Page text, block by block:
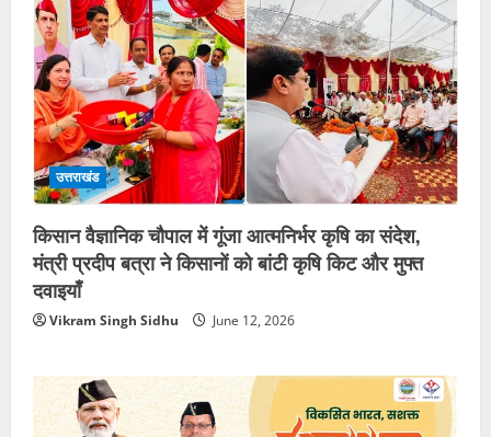
उत्तराखंड
किसान वैज्ञानिक चौपाल में गूंजा आत्मनिर्भर कृषि का संदेश,
मंत्री प्रदीप बत्रा ने किसानों को बांटी कृषि किट और मुफ्त
दवाइयाँ
Vikram Singh Sidhu June 12, 2026